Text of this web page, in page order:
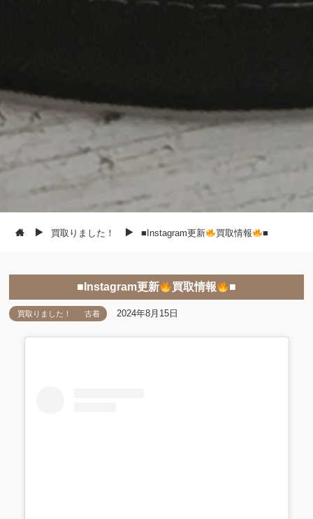
買取りました！ ■Instagram更新 買取情報 ■
■Instagram更新 買取情報 ■
買取りました！ 古着 2024年8月15日